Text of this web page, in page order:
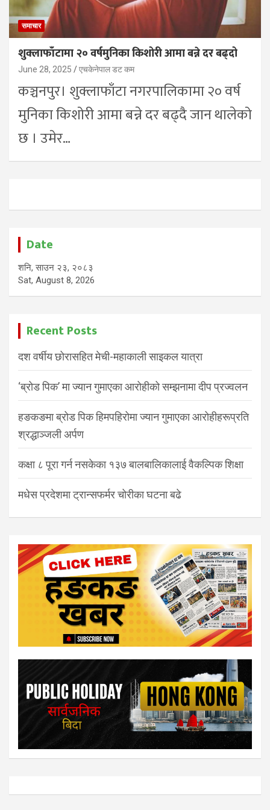
समाचार
शुक्लाफाँटामा २० वर्षमुनिका किशोरी आमा बन्ने दर बढ्दो
June 28, 2025 एचकेनेपाल डट कम
कञ्चनपुर। शुक्लाफाँटा नगरपालिकामा २० वर्ष
मुनिका किशोरी आमा बन्ने दर बढ्दै जान थालेको
छ । उमेर…
Date
शनि, साउन २३, २०८३
Sat, August 8, 2026
Recent Posts
दश वर्षीय छोरासहित मेची-महाकाली साइकल यात्रा
‘ब्रोड पिक’ मा ज्यान गुमाएका आरोहीको सम्झनामा दीप प्रज्वलन
हङकङमा ब्रोड पिक हिमपहिरोमा ज्यान गुमाएका आरोहीहरूप्रति
श्रद्धाञ्जली अर्पण
कक्षा ८ पूरा गर्न नसकेका १३७ बालबालिकालाई वैकल्पिक शिक्षा
मधेस प्रदेशमा ट्रान्सफर्मर चोरीका घटना बढे